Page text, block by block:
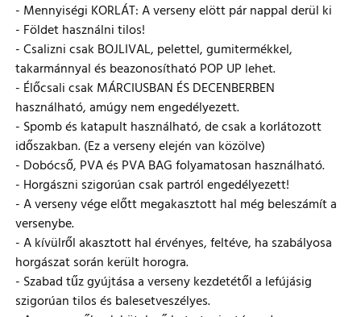
- Mennyiségi KORLÁT: A verseny elött pár nappal derül ki
- Földet használni tilos!
- Csalizni csak BOJLIVAL, pelettel, gumitermékkel,
takarmánnyal és beazonosítható POP UP lehet.
- Élőcsali csak MÁRCIUSBAN ÉS DECENBERBEN
használható, amúgy nem engedélyezett.
- Spomb és katapult használható, de csak a korlátozott
időszakban. (Ez a verseny elején van közölve)
- Dobócső, PVA és PVA BAG folyamatosan használható.
- Horgászni szigorúan csak partról engedélyezett!
- A verseny vége előtt megakasztott hal még beleszámít a
versenybe.
- A kívülről akasztott hal érvényes, feltéve, ha szabályosa
horgászat során került horogra.
- Szabad tűz gyújtása a verseny kezdetétől a lefújásig
szigorúan tilos és balesetveszélyes.